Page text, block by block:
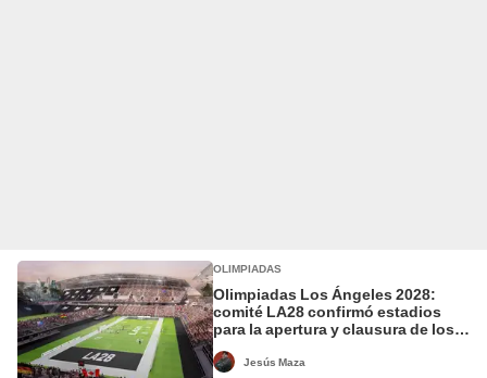
OLIMPIADAS
Olimpiadas Los Ángeles 2028:
comité LA28 confirmó estadios
para la apertura y clausura de los
en California
Jesús Maza